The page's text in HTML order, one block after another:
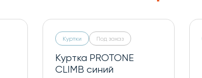
Куртки Под заказ
Куртка PROTONE
CLIMB синий